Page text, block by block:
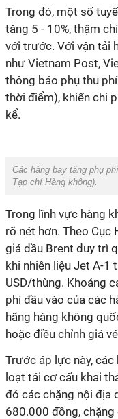
Trong đó, một số
tăng 5 - 10%, thậm
với trước. Với vận tải
như Vietnam Post,
thông báo phụ thu
thời điểm), khiến chi
kể.
Các hãng bay tăng phụ
Tạp chí Hàng không).
Trong lĩnh vực hàng
rõ nét hơn. Theo Cục
giá dầu Brent duy trì
khi nhiên liệu Jet A-1
USD/thùng. Khoảng
phí đầu vào của các
hãng hàng không
hoặc điều chỉnh giá
Trước áp lực này,
loạt tái cơ cấu khai
đó các chặng nội địa
680.000 đồng,